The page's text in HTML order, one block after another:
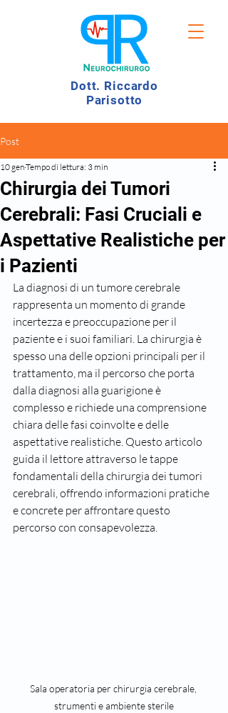
Dott. Riccardo
Parisotto
Post
Chirurgia dei Tumori
Cerebrali: Fasi Cruciali e
Aspettative Realistiche per
i Pazienti
10 genTempo di lettura: 3 min
La diagnosi di un tumore cerebrale
rappresenta un momento di grande
incertezza e preoccupazione per il
paziente e i suoi familiari. La chirurgia è
spesso una delle opzioni principali per il
trattamento, ma il percorso che porta
dalla diagnosi alla guarigione è
complesso e richiede una comprensione
chiara delle fasi coinvolte e delle
aspettative realistiche. Questo articolo
guida il lettore attraverso le tappe
fondamentali della chirurgia dei tumori
cerebrali, offrendo informazioni pratiche
e concrete per affrontare questo
percorso con consapevolezza.
Sala operatoria per chirurgia cerebrale,
strumenti e ambiente sterile